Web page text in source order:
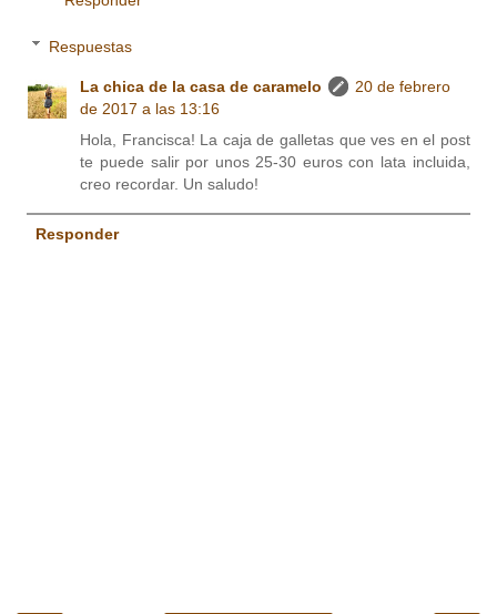
Respuestas
La chica de la casa de caramelo
20 de febrero
de 2017 a las 13:16
Hola, Francisca! La caja de galletas que ves en el post
te puede salir por unos 25-30 euros con lata incluida,
creo recordar. Un saludo!
Responder